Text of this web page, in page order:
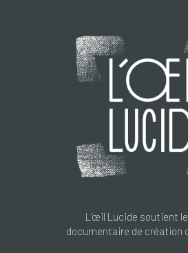
L’œil Lucide soutient
documentaire de création